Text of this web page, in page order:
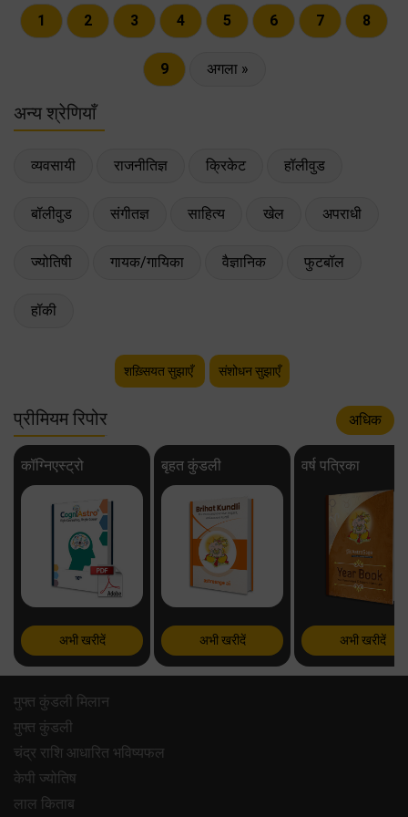
1 2 3 4 5 6 7 8
9 अगला »
अन्य श्रेणियाँ
व्यवसायी राजनीतिज्ञ क्रिकेट हॉलीवुड
बॉलीवुड संगीतज्ञ साहित्य खेल अपराधी
ज्योतिषी गायक/गायिका वैज्ञानिक फुटबॉल
हॉकी
शख़्सियत सुझाएँ संशोधन सुझाएँ
प्रीमियम रिपोर अधिक
कॉग्निएस्ट्रो
अभी खरीदें
बृहत कुंडली
अभी खरीदें
वर्ष पत्रिका
अभी खरीदें
मुफ्त कुंडली मिलान
मुफ्त कुंडली
चंद्र राशि आधारित भविष्यफल
केपी ज्योतिष
लाल किताब